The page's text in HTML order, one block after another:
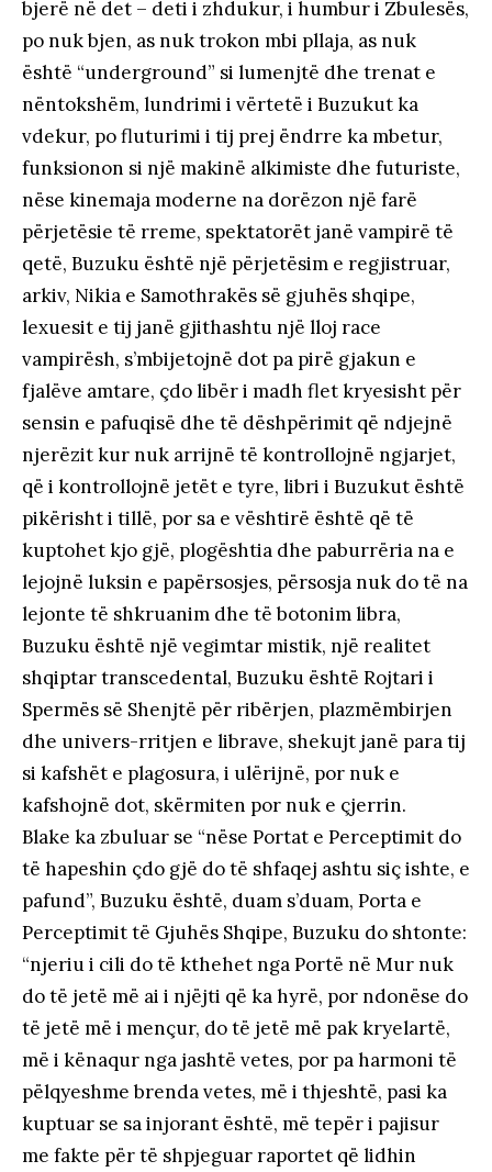
bjerë në det – deti i zhdukur, i humbur i Zbulesës,
po nuk bjen, as nuk trokon mbi pllaja, as nuk
është “underground” si lumenjtë dhe trenat e
nëntokshëm, lundrimi i vërtetë i Buzukut ka
vdekur, po fluturimi i tij prej ëndrre ka mbetur,
funksionon si një makinë alkimiste dhe futuriste,
nëse kinemaja moderne na dorëzon një farë
përjetësie të rreme, spektatorët janë vampirë të
qetë, Buzuku është një përjetësim e regjistruar,
arkiv, Nikia e Samothrakës së gjuhës shqipe,
lexuesit e tij janë gjithashtu një lloj race
vampirësh, s’mbijetojnë dot pa pirë gjakun e
fjalëve amtare, çdo libër i madh flet kryesisht për
sensin e pafuqisë dhe të dëshpërimit që ndjejnë
njerëzit kur nuk arrijnë të kontrollojnë ngjarjet,
që i kontrollojnë jetët e tyre, libri i Buzukut është
pikërisht i tillë, por sa e vështirë është që të
kuptohet kjo gjë, plogështia dhe paburrëria na e
lejojnë luksin e papërsosjes, përsosja nuk do të na
lejonte të shkruanim dhe të botonim libra,
Buzuku është një vegimtar mistik, një realitet
shqiptar transcedental, Buzuku është Rojtari i
Spermës së Shenjtë për ribërjen, plazmëmbirjen
dhe univers-rritjen e librave, shekujt janë para tij
si kafshët e plagosura, i ulërijnë, por nuk e
kafshojnë dot, skërmiten por nuk e çjerrin.
Blake ka zbuluar se “nëse Portat e Perceptimit do
të hapeshin çdo gjë do të shfaqej ashtu siç ishte, e
pafund”, Buzuku është, duam s’duam, Porta e
Perceptimit të Gjuhës Shqipe, Buzuku do shtonte:
“njeriu i cili do të kthehet nga Portë në Mur nuk
do të jetë më ai i njëjti që ka hyrë, por ndonëse do
të jetë më i mençur, do të jetë më pak kryelartë,
më i kënaqur nga jashtë vetes, por pa harmoni të
pëlqyeshme brenda vetes, më i thjeshtë, pasi ka
kuptuar se sa injorant është, më tepër i pajisur
me fakte për të shpjeguar raportet që lidhin